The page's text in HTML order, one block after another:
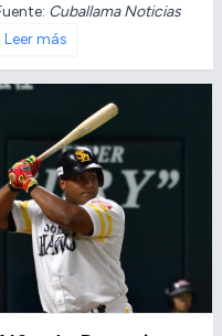
Cuballama Noticias
Leer más